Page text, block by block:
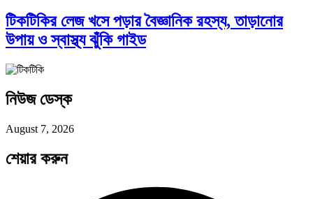
পরবর্তী রাষ্ট্রপতি নির্বাচন ২০২৬: আলোচনায়…
প্রথাগত মেধা, স্ট্র্যাটেজিক গভর্নেন্স ও…
টিকটিকির লেজ খসে পড়ার বৈজ্ঞানিক রহস্য, তাড়ানোর
উপায় ও স্বাস্থ্য ঝুঁকি গাইড
নিউজ ডেস্ক
August 7, 2026
শেয়ার করুন